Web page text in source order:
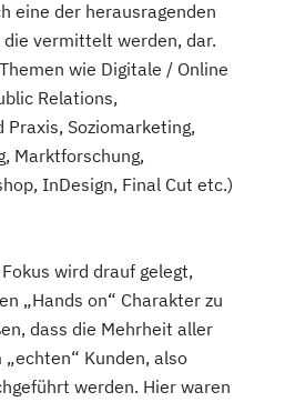
eine der herausragenden
vermittelt werden, dar.
wie Digitale / Online
Relations,
Praxis, Soziomarketing,
Marktforschung,
InDesign, Final Cut etc.)
wird drauf gelegt,
„Hands on“ Charakter zu
dass die Mehrheit aller
Kunden, also
werden. Hier waren